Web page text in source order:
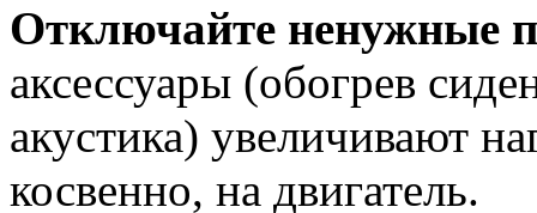
Отключайте ненужные
аксессуары (обогрев
акустика) увеличивают
косвенно, на двигатель.